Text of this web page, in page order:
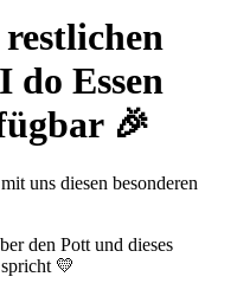
do Essen
🎉
uns diesen besonderen
den Pott und dieses
💛